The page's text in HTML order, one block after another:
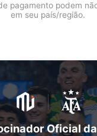
pagamento podem
em seu país/região.
Oficial